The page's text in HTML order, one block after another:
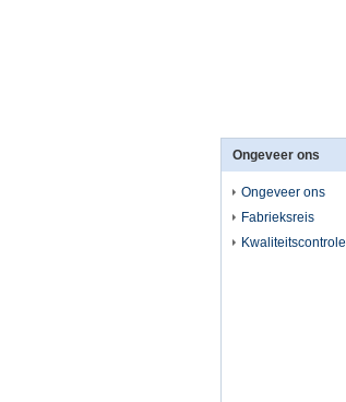
Ongeveer ons
Ongeveer ons
Fabrieksreis
Kwaliteitscontrole